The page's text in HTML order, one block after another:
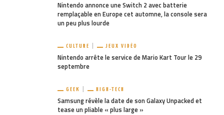
Nintendo annonce une Switch 2 avec batterie
remplaçable en Europe cet automne, la console sera
un peu plus lourde
CULTURE JEUX VIDÉO
Nintendo arrête le service de Mario Kart Tour le 29
septembre
GEEK HIGH-TECH
Samsung révèle la date de son Galaxy Unpacked et
tease un pliable « plus large »